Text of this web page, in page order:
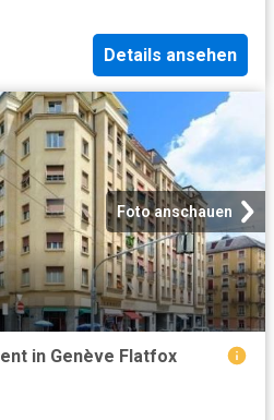
Details ansehen
Foto anschauen
in Genève Flatfox